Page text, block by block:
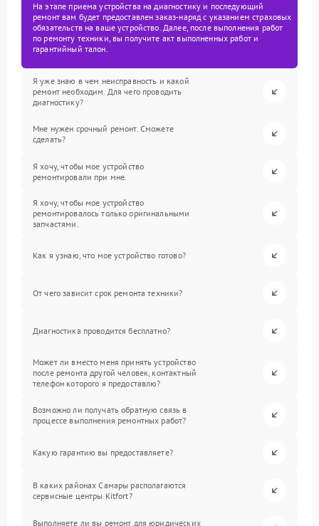
На этапе приема устройства на диагностику и последующий
ремонт вам будет предоставлен заказ-наряд с указанием страховых
обязательств на ваше устройство. Далее, после выполнения работ
по ремонту техники, вы получите акт выполненных работ и
гарантийный талон.
Я уже знаю в чем неисправность и какой
ремонт необходим. Для чего проводить
диагностику?
Мне нужен срочный ремонт. Сможете
сделать?
Я хочу, чтобы мое устройство
ремонтировали при мне.
Я хочу, чтобы мое устройство
ремонтировалось только оригинальными
запчастями.
Как я узнаю, что мое устройство готово?
От чего зависит срок ремонта техники?
Диагностика проводится бесплатно?
Может ли вместо меня принять устройство
после ремонта другой человек, контактный
телефон которого я предоставлю?
Возможно ли получать обратную связь в
процессе выполнения ремонтных работ?
Какую гарантию вы предоставляете?
В каких районах Самары располагаются
сервисные центры Kitfort?
Выполняете ли вы ремонт для юридических